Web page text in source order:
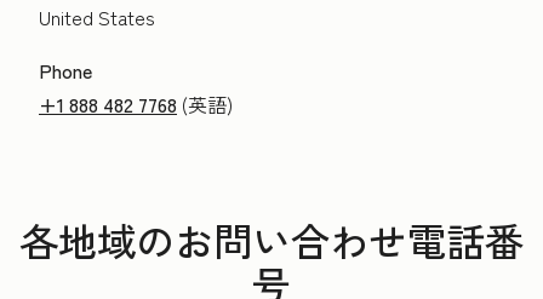
United States
Phone
+1 888 482 7768 (英語)
各地域のお問い合わせ電話番
号